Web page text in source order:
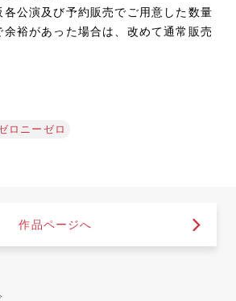
公演及び予約販売でご用意した数量
裕があった場合は、改めて通常販売
ロニーゼロ
作品ページへ